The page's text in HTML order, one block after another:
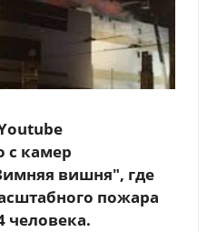
с камер
вишня", где
пожара
человека.